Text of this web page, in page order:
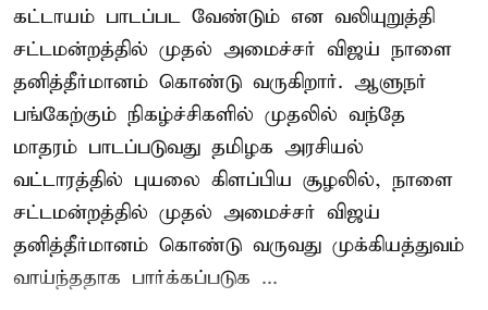
கட்டாயம் பாடப்பட வேண்டும் என வலியுறுத்தி
சட்டமன்றத்தில் முதல் அமைச்சர் விஜய் நாளை
தனித்தீர்மானம் கொண்டு வருகிறார். ஆளுநர்
பங்கேற்கும் நிகழ்ச்சிகளில் முதலில் வந்தே
மாதரம் பாடப்படுவது தமிழக அரசியல்
வட்டாரத்தில் புயலை கிளப்பிய சூழலில், நாளை
சட்டமன்றத்தில் முதல் அமைச்சர் விஜய்
தனித்தீர்மானம் கொண்டு வருவது முக்கியத்துவம்
வாய்ந்ததாக பார்க்கப்படுக ...